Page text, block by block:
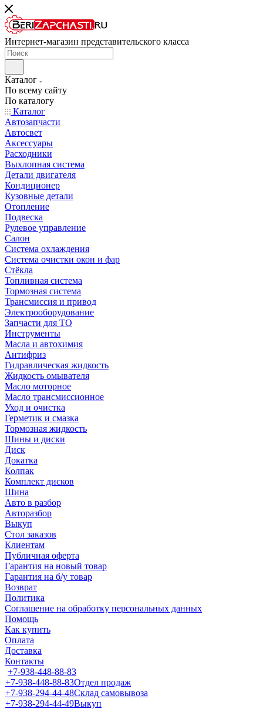
Интернет-магазин представительского класса
Каталог
По всему сайту
По каталогу
Каталог
Автозапчасти
Автосвет
Аксессуары
Расходники
Выхлопная система
Детали двигателя
Кондиционер
Кузовные детали
Отопление
Подвеска
Рулевое управление
Салон
Система охлаждения
Система очистки окон и фар
Стёкла
Топливная система
Тормозная система
Трансмиссия и привод
Электрооборудование
Запчасти для ТО
Инструменты
Масла и автохимия
Антифриз
Гидравлическая жидкость
Жидкость омывателя
Масло моторное
Масло трансмиссионное
Уход и очистка
Герметик и смазка
Тормозная жидкость
Шины и диски
Диск
Докатка
Колпак
Комплект дисков
Шина
Авто в разбор
Авторазбор
Выкуп
Стол заказов
Клиентам
Публичная оферта
Гарантия на новый товар
Гарантия на б/у товар
Возврат
Политика
Соглашение на обработку персональных данных
Помощь
Как купить
Оплата
Доставка
Контакты
+7-938-448-88-83
+7-938-448-88-83Отдел продаж
+7-938-294-44-48Склад самовывоза
+7-938-294-44-49Выкуп